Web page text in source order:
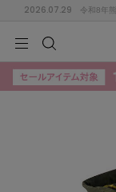
2026.07.29 令和8年
検索
KIDSBABYBEAUTY
KIDSBABYBEAUTY
K